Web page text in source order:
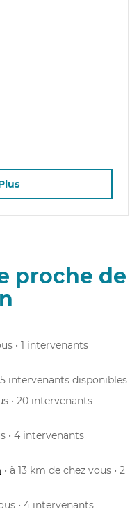
proche de
• 1 intervenants
5 intervenants disponibles
• 20 intervenants
• 4 intervenants
• à 13 km de chez vous • 2
• 4 intervenants